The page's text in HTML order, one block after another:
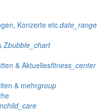
Konzerte etc.date_range
Zbubble_chart
& Aktuellesfitness_center
& mehrgroup
child_care